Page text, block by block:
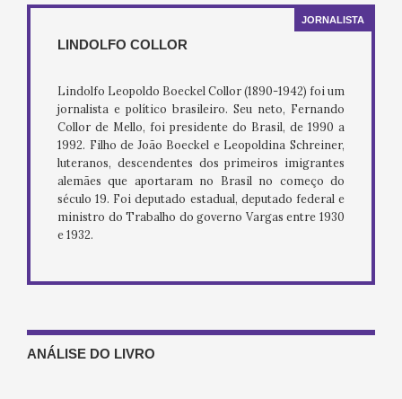
JORNALISTA
LINDOLFO COLLOR
Lindolfo Leopoldo Boeckel Collor (1890-1942) foi um
jornalista e político brasileiro. Seu neto, Fernando
Collor de Mello, foi presidente do Brasil, de 1990 a
1992. Filho de João Boeckel e Leopoldina Schreiner,
luteranos, descendentes dos primeiros imigrantes
alemães que aportaram no Brasil no começo do
século 19. Foi deputado estadual, deputado federal e
ministro do Trabalho do governo Vargas entre 1930
e 1932.
ANÁLISE DO LIVRO